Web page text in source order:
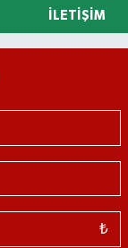
İLETIŞIM
₺